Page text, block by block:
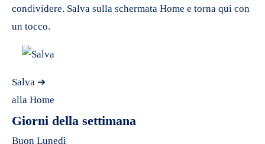
condividere. Salva sulla schermata Home e torna qui con
un tocco.
Salva ➔
alla Home
Giorni della settimana
Buon Lunedì